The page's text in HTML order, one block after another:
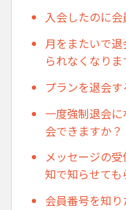
入会したのに会
月をまたいで
られなくなりま
プランを退会
一度強制退会
会できますか？
メッセージの
知で知らせても
会員番号を知